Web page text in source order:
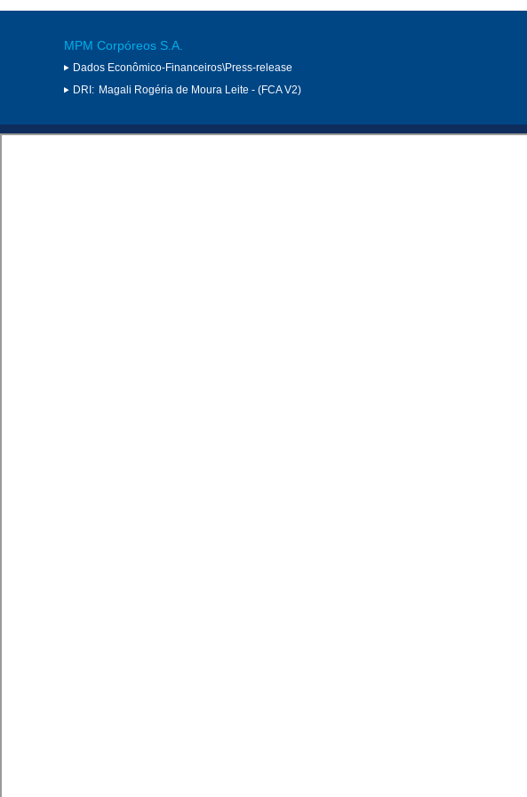
MPM Corpóreos S.A.
Dados Econômico-Financeiros\Press-release
DRI: Magali Rogéria de Moura Leite - (FCA V2)